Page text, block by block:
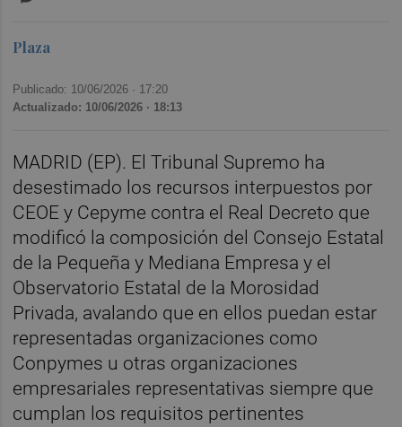
Plaza
Publicado: 10/06/2026 · 17:20
Actualizado: 10/06/2026 · 18:13
MADRID (EP). El Tribunal Supremo ha
desestimado los recursos interpuestos por
CEOE y Cepyme contra el Real Decreto que
modificó la composición del Consejo Estatal
de la Pequeña y Mediana Empresa y el
Observatorio Estatal de la Morosidad
Privada, avalando que en ellos puedan estar
representadas organizaciones como
Conpymes u otras organizaciones
empresariales representativas siempre que
cumplan los requisitos pertinentes